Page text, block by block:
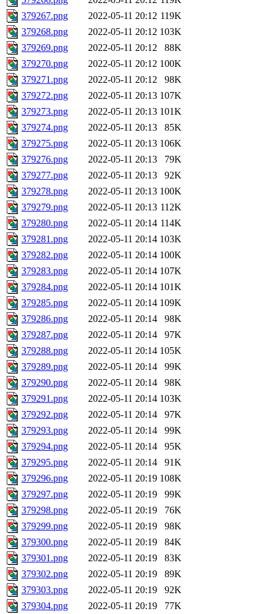
379267.png
2022-05-11 20:12 119K
379268.png
2022-05-11 20:12 103K
379269.png
2022-05-11 20:12
88K
379270.png
2022-05-11 20:12 100K
379271.png
2022-05-11 20:12
98K
379272.png
2022-05-11 20:13 107K
379273.png
2022-05-11 20:13 101K
379274.png
2022-05-11 20:13
85K
379275.png
2022-05-11 20:13 106K
379276.png
2022-05-11 20:13
79K
379277.png
2022-05-11 20:13
92K
379278.png
2022-05-11 20:13 100K
379279.png
2022-05-11 20:13 112K
379280.png
2022-05-11 20:14 114K
379281.png
2022-05-11 20:14 103K
379282.png
2022-05-11 20:14 100K
379283.png
2022-05-11 20:14 107K
379284.png
2022-05-11 20:14 101K
379285.png
2022-05-11 20:14 109K
379286.png
2022-05-11 20:14
98K
379287.png
2022-05-11 20:14
97K
379288.png
2022-05-11 20:14 105K
379289.png
2022-05-11 20:14
99K
379290.png
2022-05-11 20:14
98K
379291.png
2022-05-11 20:14 103K
379292.png
2022-05-11 20:14
97K
379293.png
2022-05-11 20:14
99K
379294.png
2022-05-11 20:14
95K
379295.png
2022-05-11 20:14
91K
379296.png
2022-05-11 20:19 108K
379297.png
2022-05-11 20:19
99K
379298.png
2022-05-11 20:19
76K
379299.png
2022-05-11 20:19
98K
379300.png
2022-05-11 20:19
84K
379301.png
2022-05-11 20:19
83K
379302.png
2022-05-11 20:19
89K
379303.png
2022-05-11 20:19
92K
379304.png
2022-05-11 20:19
77K